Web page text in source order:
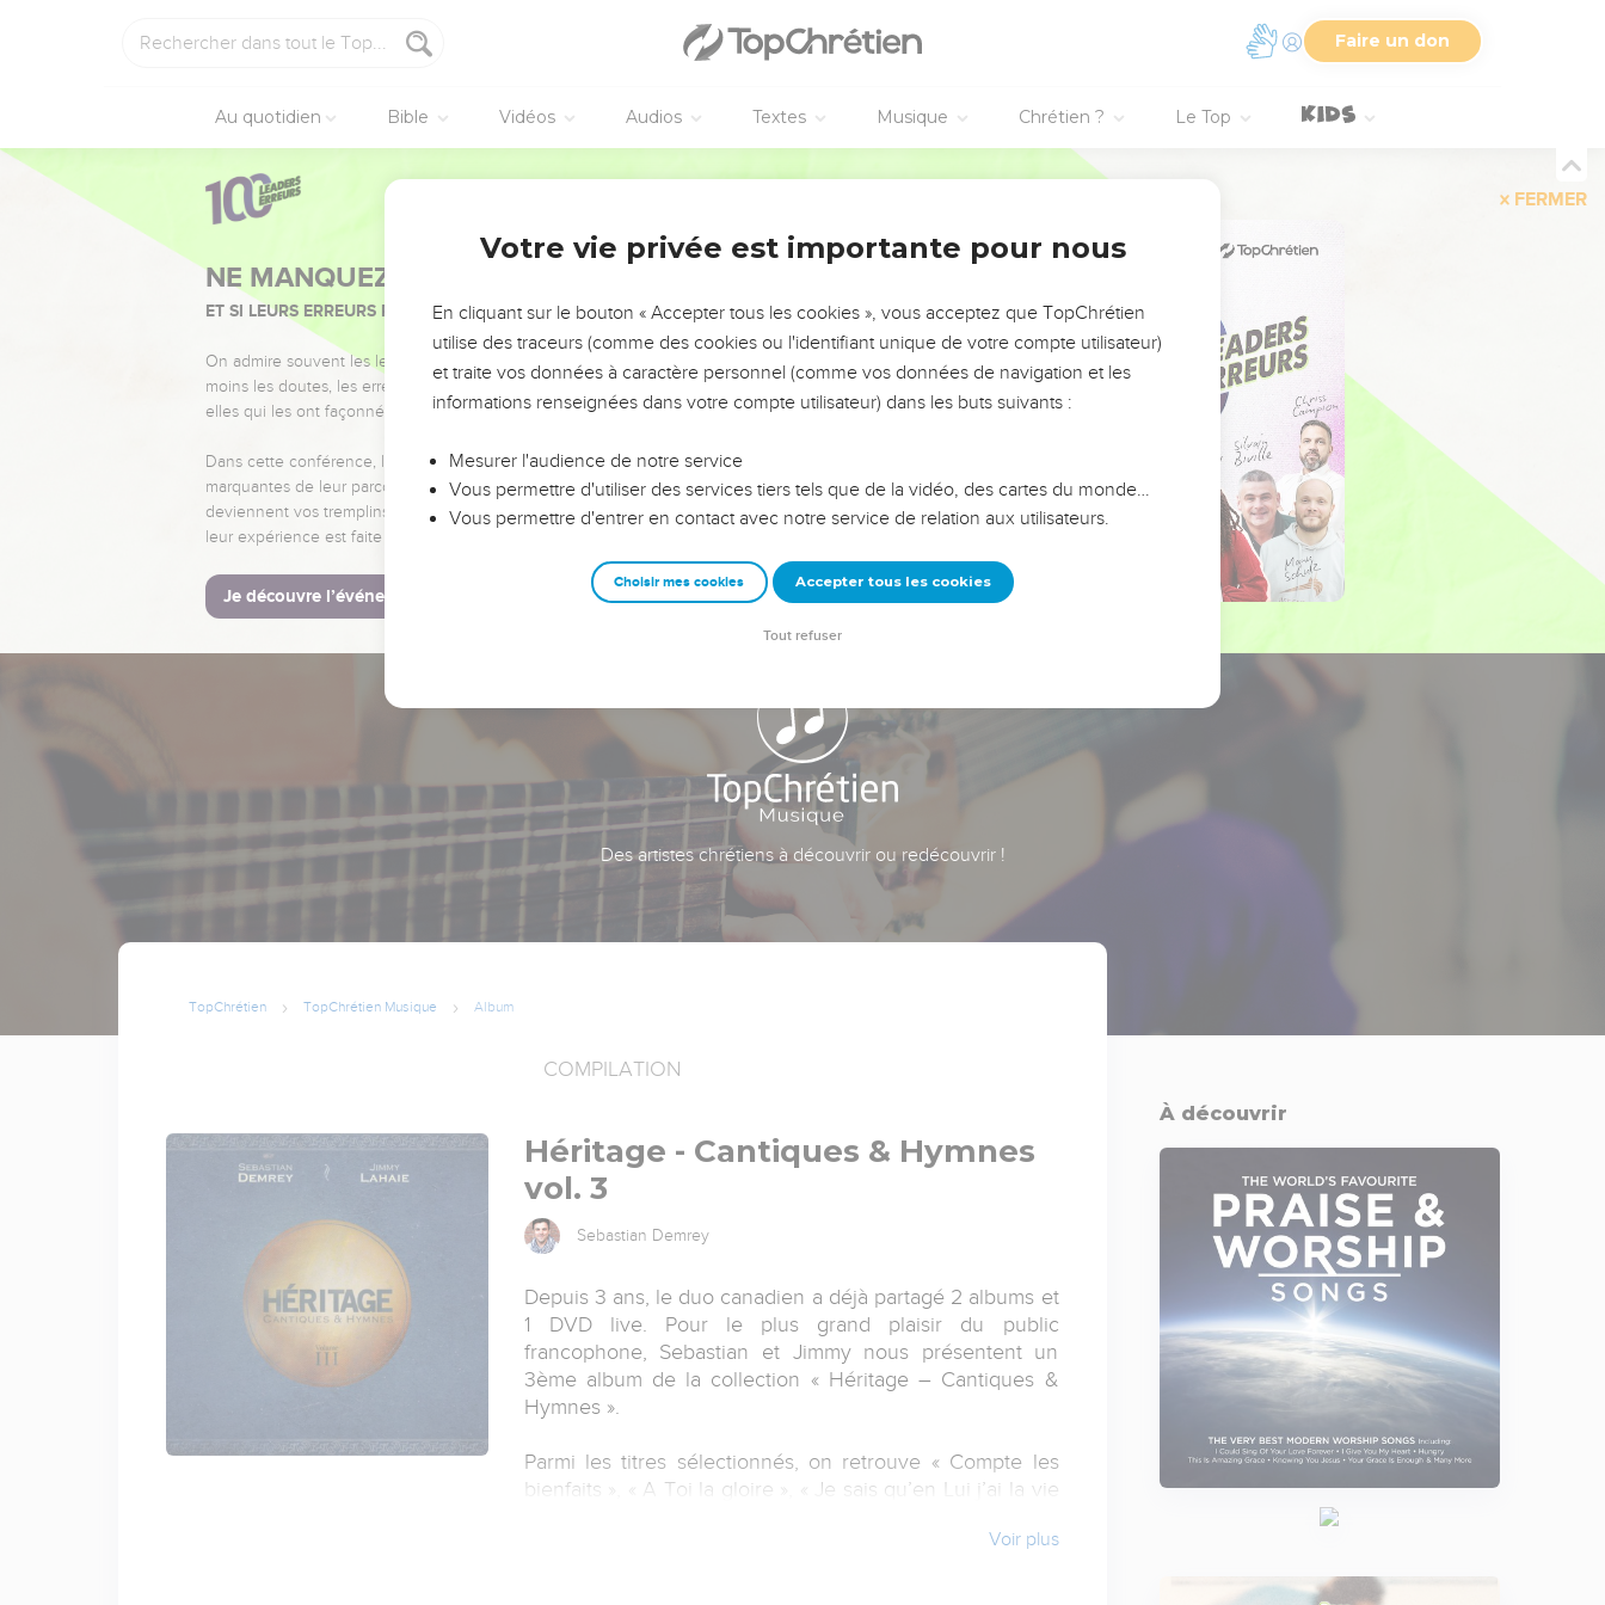
Faire un don
Au quotidien Bible Vidéos Audios Textes Musique Chrétien ? Le Top
FERMER
NE MANQUEZ PAS L’ÉVÉNEMENT DE L’ANNÉE !
ET SI LEURS ERREURS POUVAIENT VOUS ÉVITER LES VOTRES ?
On admire souvent les leaders pour leurs réussites, leur impact, leur foi ou leur vision. Mais on voit
moins les doutes, les erreurs et les saisons difficiles qu'ils ont traversés, alors même que ce sont
elles qui les ont façonnés.
Dans cette conférence, leaders, entrepreneurs, et responsables reviennent sur les erreurs
marquantes de leur parcours et les clés pour avancer avec plus de sagesse afin que leurs erreurs
deviennent vos tremplins. Que vous guidiez un ministère, une équipe, un groupe ou une famille,
leur expérience est faite pour vous.
Je découvre l’événement
Des artistes chrétiens à découvrir ou redécouvrir !
TopChrétien TopChrétien Musique Album
COMPILATION
Héritage - Cantiques & Hymnes
vol. 3
Sebastian Demrey
Depuis 3 ans, le duo canadien a déjà partagé 2 albums et
1 DVD live. Pour le plus grand plaisir du public
francophone, Sebastian et Jimmy nous présentent un
3ème album de la collection « Héritage – Cantiques &
Hymnes ».
Parmi les titres sélectionnés, on retrouve « Compte les
bienfaits », « A Toi la gloire », « Je sais qu’en Lui j’ai la vie
Seigneur attire », … Un des points forts de ce projet est
Voir plus
AJOUTER À UNE PLAYLISTX
À découvrir
Votre vie privée est importante pour nous
En cliquant sur le bouton « Accepter tous les cookies », vous acceptez que TopChrétien
utilise des traceurs (comme des cookies ou l'identifiant unique de votre compte utilisateur)
et traite vos données à caractère personnel (comme vos données de navigation et les
informations renseignées dans votre compte utilisateur) dans les buts suivants :
Mesurer l'audience de notre service
Vous permettre d'utiliser des services tiers tels que de la vidéo, des cartes du monde…
Vous permettre d'entrer en contact avec notre service de relation aux utilisateurs.
Choisir mes cookies Accepter tous les cookies
Tout refuser